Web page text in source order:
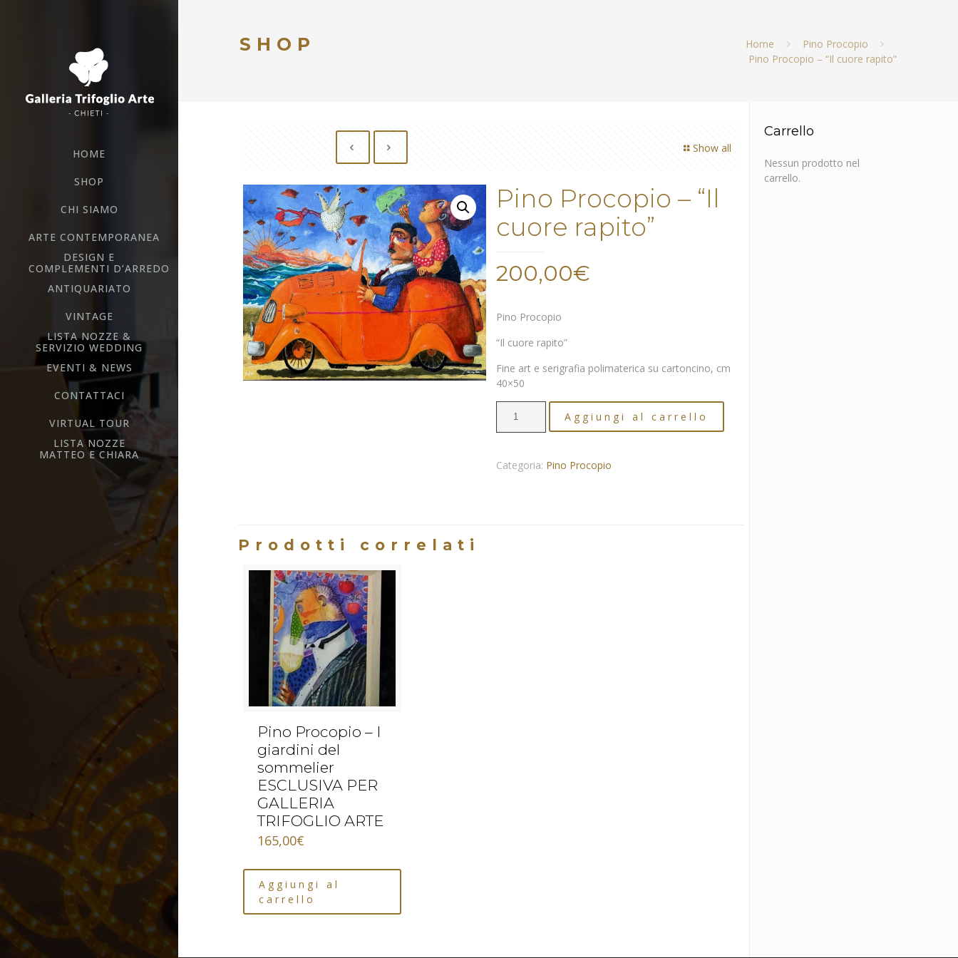
HOME
SHOP
CHI SIAMO
ARTE CONTEMPORANEA
DESIGN E
COMPLEMENTI D’ARREDO
ANTIQUARIATO
VINTAGE
LISTA NOZZE &
SERVIZIO WEDDING
EVENTI & NEWS
CONTATTACI
VIRTUAL TOUR
LISTA NOZZE
MATTEO E CHIARA
SHOP Home
Pino Procopio
Pino Procopio – “Il cuore rapito”
Show all
Pino Procopio – “Il
cuore rapito”
200,00€
Pino Procopio
“Il cuore rapito”
Fine art e serigrafia polimaterica su cartoncino, cm
40×50
Procopio
cuore
Aggiungi al carrello
Categoria: Pino Procopio
Prodotti correlati
Pino Procopio – I
giardini del
sommelier
ESCLUSIVA PER
GALLERIA
TRIFOGLIO ARTE
165,00€
Aggiungi al
carrello
Carrello
Nessun prodotto nel
carrello.